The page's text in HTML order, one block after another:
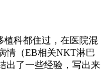
科都住过，在医院混
情（EB相关NKT淋巴
出了一些经验，写出来